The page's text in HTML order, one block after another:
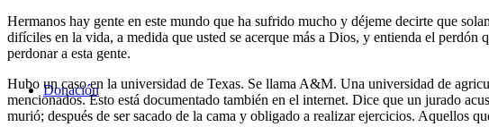
Donación
Hermanos hay gente en este mundo que ha sufrido mucho y déjeme decirte que
difíciles en la vida, a medida que usted se acerque más a Dios, y entienda el
perdonar a esta gente.
Hubo un caso en la universidad de Texas. Se llama A&M. Una universidad de
mencionados. Esto está documentado también en el internet. Dice que un jurado
murió; después de ser sacado de la cama y obligado a realizar ejercicios. Aquellos